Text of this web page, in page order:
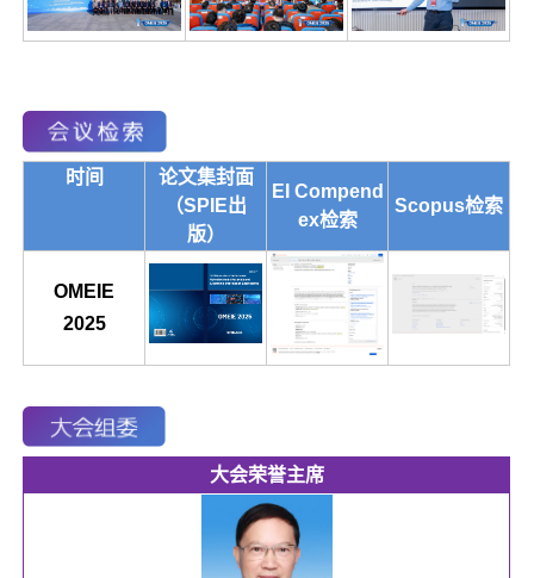
时间
论文集封面
（SPIE出
版）
EI Compend
ex检索
Scopus检索
OMEIE
2025
大会荣誉主席